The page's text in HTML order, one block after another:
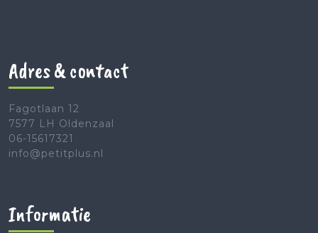
Adres & contact
Fagotlaan 12
7577 LH Oldenzaal
06-15617321
info@petitplus.nl
Informatie